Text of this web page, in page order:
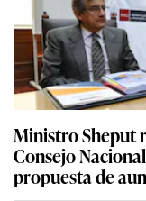
Ministro Sheput
Consejo
propuesta de